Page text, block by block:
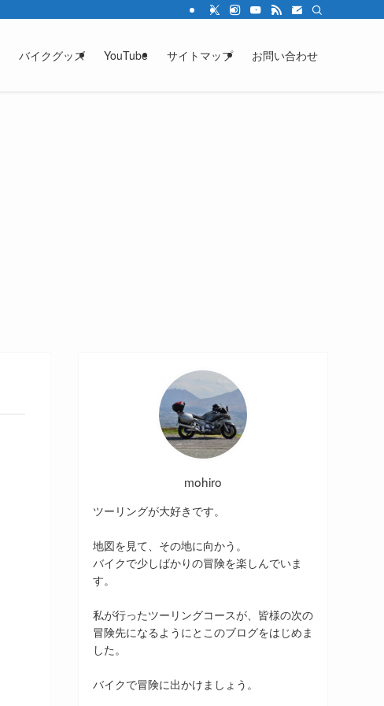
バイクグッズ YouTube サイトマップ お問い合わせ
mohiro
ツーリングが大好きです。
地図を見て、その地に向かう。
バイクで少しばかりの冒険を楽しんでいま
す。
私が行ったツーリングコースが、皆様の次の
冒険先になるようにとこのブログをはじめま
した。
バイクで冒険に出かけましょう。